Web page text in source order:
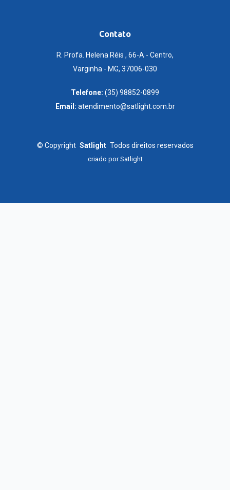
Contato
R. Profa. Helena Réis , 66-A - Centro,
Varginha - MG, 37006-030
Telefone: (35) 98852-0899
Email: atendimento@satlight.com.br
© Copyright Satlight Todos direitos reservados
criado porSatlight